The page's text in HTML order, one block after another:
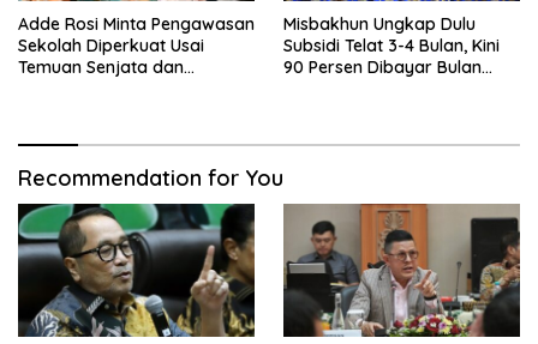
Adde Rosi Minta Pengawasan
Sekolah Diperkuat Usai
Temuan Senjata dan
Misbakhun Ungkap Dulu
Subsidi Telat 3-4 Bulan, Kini
90 Persen Dibayar Bulan
Recommendation for You